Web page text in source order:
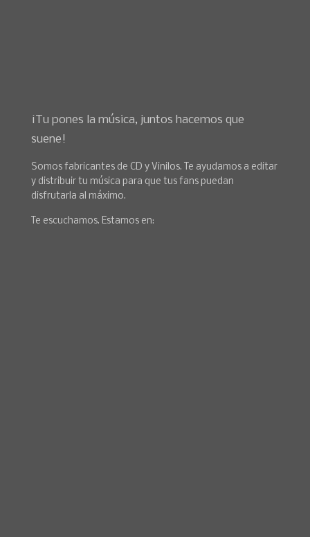
¡Tu pones la música, juntos hacemos que
suene!
Somos fabricantes de CD y Vinilos. Te ayudamos a editar
y distribuir tu música para que tus fans puedan
disfrutarla al máximo.
Te escuchamos. Estamos en: